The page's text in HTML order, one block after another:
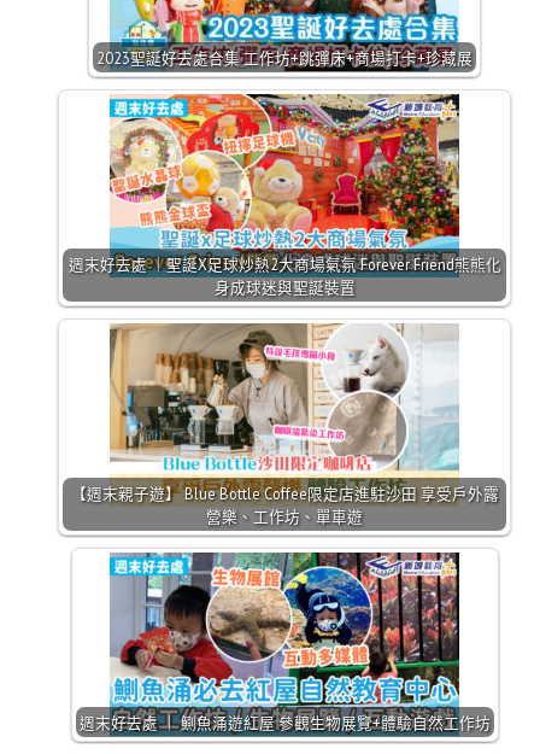
2023聖誕好去處合集 工作坊+跳彈床+商場打卡+珍藏展
週末好去處 ｜聖誕X足球炒熱2大商場氣氛 Forever Friend熊熊化
身成球迷與聖誕裝置
【週末親子遊】 Blue Bottle Coffee限定店進駐沙田 享受戶外露
營樂、工作坊、單車遊
週末好去處 ｜ 鰂魚涌遊紅屋 參觀生物展覽+體驗自然工作坊